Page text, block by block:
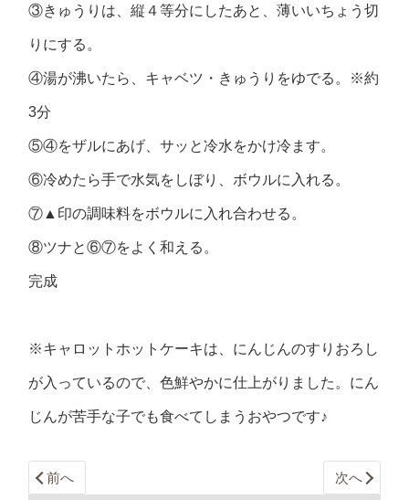
③きゅうりは、縦４等分にしたあと、薄いいちょう切
りにする。
④湯が沸いたら、キャベツ・きゅうりをゆでる。※約
3分
⑤④をザルにあげ、サッと冷水をかけ冷ます。
⑥冷めたら手で水気をしぼり、ボウルに入れる。
⑦▲印の調味料をボウルに入れ合わせる。
⑧ツナと⑥⑦をよく和える。
完成
※キャロットホットケーキは、にんじんのすりおろし
が入っているので、色鮮やかに仕上がりました。にん
じんが苦手な子でも食べてしまうおやつです♪
前へ 次へ